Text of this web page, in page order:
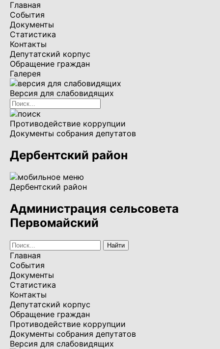
Главная
События
Документы
Статистика
Контакты
Депутатский корпус
Обращение граждан
Галерея
Версия для слабовидящих
Противодействие коррупции
Документы собрания депутатов
Дербентский район
Дербентский район
Администрация сельсовета
Первомайский
Главная
События
Документы
Статистика
Контакты
Депутатский корпус
Обращение граждан
Противодействие коррупции
Документы собрания депутатов
Версия для слабовидящих